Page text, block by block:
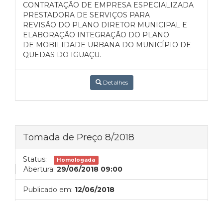
CONTRATAÇÃO DE EMPRESA ESPECIALIZADA
PRESTADORA DE SERVIÇOS PARA
REVISÃO DO PLANO DIRETOR MUNICIPAL E
ELABORAÇÃO INTEGRAÇÃO DO PLANO
DE MOBILIDADE URBANA DO MUNICÍPIO DE
QUEDAS DO IGUAÇU.
Detalhes
Tomada de Preço 8/2018
Status: Homologada
Abertura: 29/06/2018 09:00
Publicado em: 12/06/2018